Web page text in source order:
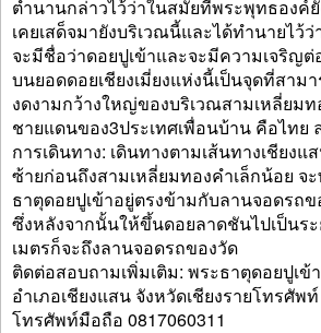
ตำนานกล่าวไว้ว่าในสมัยที่พระพุทธอง
เคยเสด็จมายังบริเวณนี้และได้ทำนายไว้
จะมีชื่อว่าดอยปูเข้าและจะมีความเจริญต่
บนยอดดอยเชียงเมี่ยงแห่งนี้เป็นจุดที่สา
งดงามกว้างใหญ่ของบริเวณสามเหลี่ยม
ชายแดนของ3ประเทศเพื่อนบ้าน คือไทย
การเดินทาง: เดินทางตามเส้นทางเชียงแ
ซ้ายก่อนถึงสามเหลี่ยมทองคำเล็กน้อย จ
ธาตุดอยปูเข้าอยู่ตรงข้ามกับลานจอดรถ
ซึ่งหลังจากนั้นให้ขึ้นดอยลาดชันไปเป็นร
เมตรก็จะถึงลานจอดรถของวัด
ติดต่อสอบถามเพิ่มเติม: พระธาตุดอยปูเข้
อำเภอเชียงแสน จังหวัดเชียงรายโทรศัพ
โทรศัพท์มือถือ 0817060311